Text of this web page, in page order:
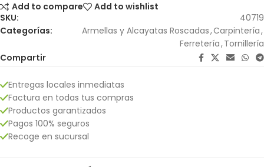
Add to compare
Add to wishlist
SKU:
40719
Categorías:
Armellas y Alcayatas Roscadas,Carpintería,
Ferretería,Tornillería
Compartir
Entregas locales inmediatas
Factura en todas tus compras
Productos garantizados
Pagos 100% seguros
Recoge en sucursal